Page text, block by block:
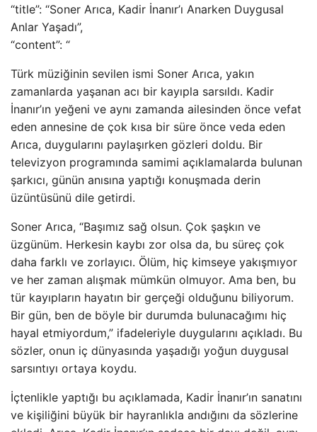
“title”: “Soner Arıca, Kadir İnanır’ı Anarken Duygusal
Anlar Yaşadı”,
“content”: “
Türk müziğinin sevilen ismi Soner Arıca, yakın
zamanlarda yaşanan acı bir kayıpla sarsıldı. Kadir
İnanır’ın yeğeni ve aynı zamanda ailesinden önce vefat
eden annesine de çok kısa bir süre önce veda eden
Arıca, duygularını paylaşırken gözleri doldu. Bir
televizyon programında samimi açıklamalarda bulunan
şarkıcı, günün anısına yaptığı konuşmada derin
üzüntüsünü dile getirdi.
Soner Arıca, “Başımız sağ olsun. Çok şaşkın ve
üzgünüm. Herkesin kaybı zor olsa da, bu süreç çok
daha farklı ve zorlayıcı. Ölüm, hiç kimseye yakışmıyor
ve her zaman alışmak mümkün olmuyor. Ama ben, bu
tür kayıpların hayatın bir gerçeği olduğunu biliyorum.
Bir gün, ben de böyle bir durumda bulunacağımı hiç
hayal etmiyordum,” ifadeleriyle duygularını açıkladı. Bu
sözler, onun iç dünyasında yaşadığı yoğun duygusal
sarsıntıyı ortaya koydu.
İçtenlikle yaptığı bu açıklamada, Kadir İnanır’ın sanatını
ve kişiliğini büyük bir hayranlıkla andığını da sözlerine